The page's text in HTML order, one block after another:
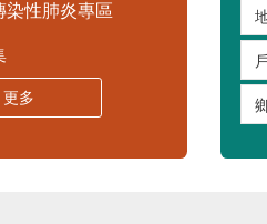
染性肺炎專區
更多